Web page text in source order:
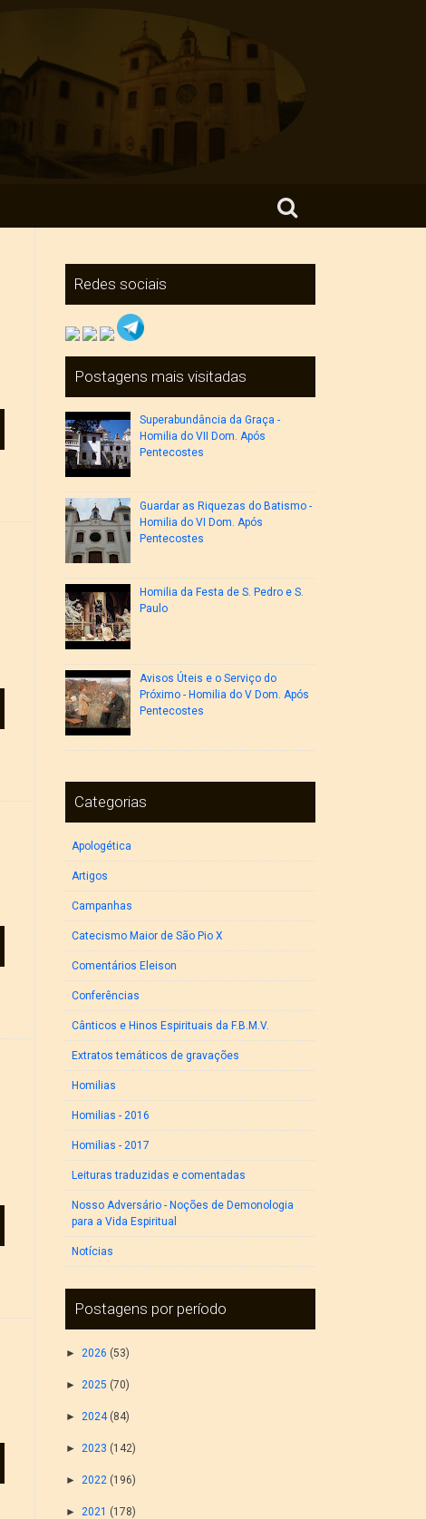
Search for:
Redes sociais
Postagens mais visitadas
Superabundância da Graça -
Homilia do VII Dom. Após
Pentecostes
Guardar as Riquezas do Batismo -
Homilia do VI Dom. Após
Pentecostes
Homilia da Festa de S. Pedro e S.
Paulo
Avisos Úteis e o Serviço do
Próximo - Homilia do V Dom. Após
Pentecostes
Categorias
Apologética
Artigos
Campanhas
Catecismo Maior de São Pio X
Comentários Eleison
Conferências
Cânticos e Hinos Espirituais da F.B.M.V.
Extratos temáticos de gravações
Homilias
Homilias - 2016
Homilias - 2017
Leituras traduzidas e comentadas
Nosso Adversário - Noções de Demonologia
para a Vida Espiritual
Notícias
Postagens por período
► 2026 (53)
► 2025 (70)
► 2024 (84)
► 2023 (142)
► 2022 (196)
► 2021 (178)